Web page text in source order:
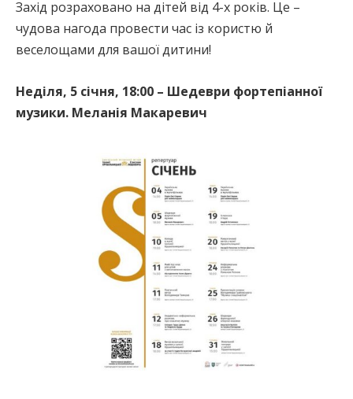
Захід розраховано на дітей від 4-х років. Це –
чудова нагода провести час із користю й
веселощами для вашої дитини!
Неділя, 5 січня, 18:00 – Шедеври фортепіанної
музики. Меланія Макаревич